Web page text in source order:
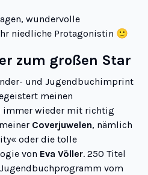
wundervolle
niedliche Protagonistin 🙂
zum großen Star
und Jugendbuchimprint
meinen
immer wieder mit richtig
Coverjuwelen, nämlich
« oder die tolle
von Eva Völler. 250 Titel
vom